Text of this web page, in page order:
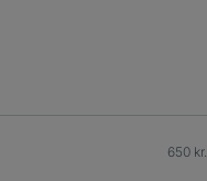
650 kr.